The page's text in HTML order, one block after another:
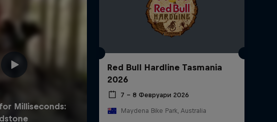
Red Bull Hardline Tasmania
2026
7 – 8 Февруари 2026
Maydena Bike Park, Australia